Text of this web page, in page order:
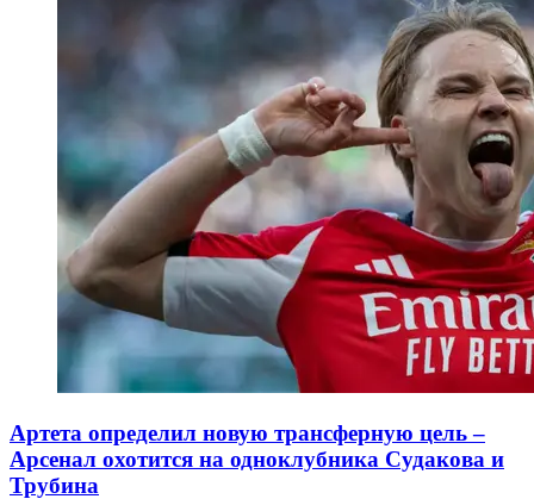
Артета определил новую трансферную цель –
Арсенал охотится на одноклубника Судакова и
Трубина